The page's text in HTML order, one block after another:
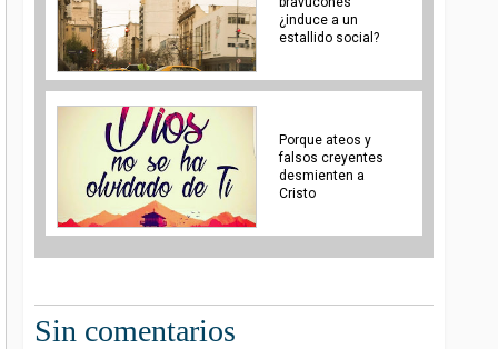
¿induce a un
estallido social?
Porque ateos y
falsos creyentes
desmienten a
Cristo
Sin comentarios